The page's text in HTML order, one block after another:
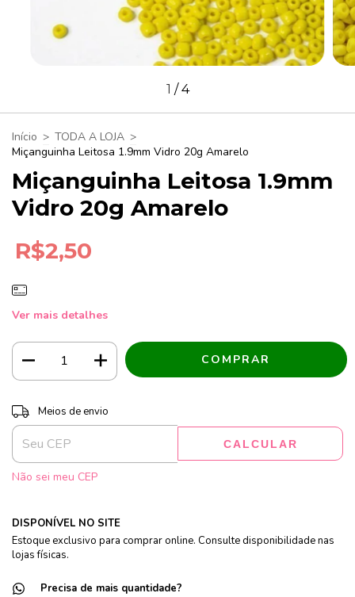
1 /4
Início > TODA A LOJA >
Miçanguinha Leitosa 1.9mm Vidro 20g Amarelo
Miçanguinha Leitosa 1.9mm
Vidro 20g Amarelo
R$2,50
Ver mais detalhes
Entregas para o CEP:
Meios de envio
CALCULAR
Não sei meu CEP
DISPONÍVEL NO SITE
Estoque exclusivo para comprar online. Consulte disponibilidade nas
lojas físicas.
Precisa de mais quantidade?